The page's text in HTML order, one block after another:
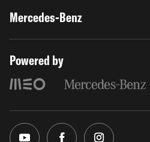
Mercedes-Benz
Powered by